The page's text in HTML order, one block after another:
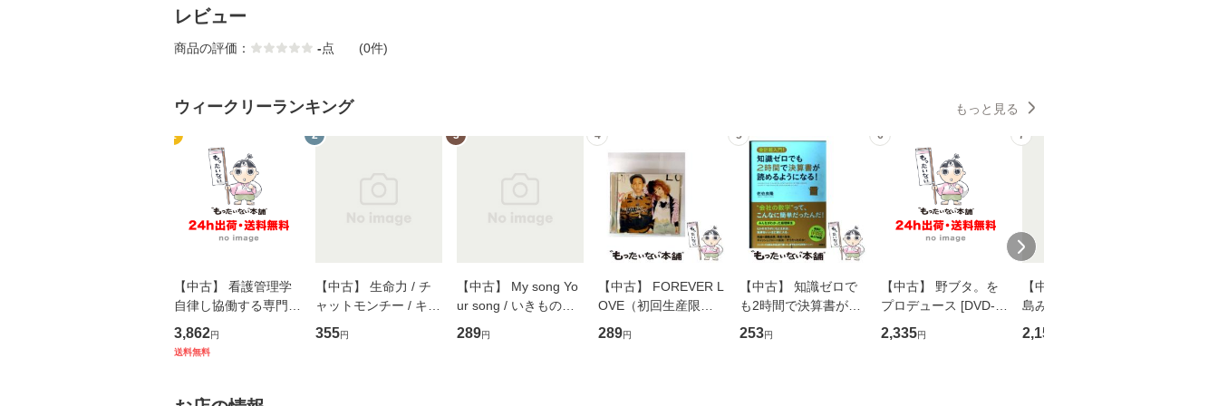
レビュー
商品の評価： -点 (0件)
ウィークリーランキング もっと見る
1
【中古】 看護管理学
自律し協働する専門職
の看護マネジメントス
キル 改訂第3版 (看護
堂 [単行
3,862円
送料無料
2
【中古】 生命力 / チ
ャットモンチー / キュ
ーンレコード [CD]
【メール便送料無料】
355円
3
【中古】 My song Yo
ur song / いきものが
かり / [CD]【メール便
送料無料】
289円
4
【中古】 FOREVER L
OVE（初回生産限定
盤） / 清水翔太×加藤
ミリヤ / [CD]【メール
289円
5
【中古】 知識ゼロで
も2時間で決算書が読
めるようになる！ 会
計超入門！ / 佐伯 良
253円
6
【中古】 野ブタ。を
プロデュース [DVD-B
OX] / バップ [DVD]
【メール便送料無料】
2,335円
7
【中古】 寒水魚 / 中
島みゆき / [CD]【メー
ル便送料無料】
2,150